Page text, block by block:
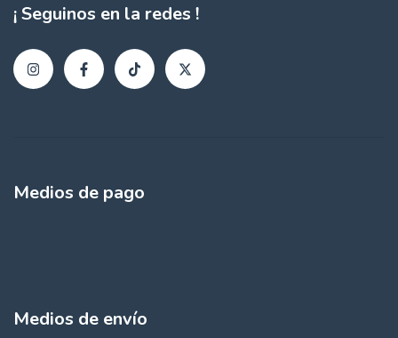
¡ Seguinos en la redes !
Medios de pago
Medios de envío